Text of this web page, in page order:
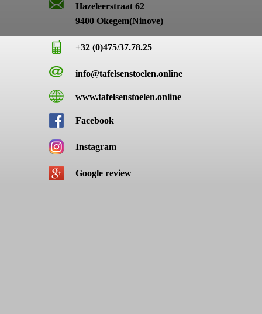
Hazeleerstraat 62
9400 Okegem(Ninove)
+32 (0)475/37.78.25
info@tafelsenstoelen.online
www.tafelsenstoelen.online
Facebook
Instagram
Google review